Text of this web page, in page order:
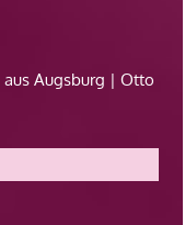
aus Augsburg | Otto